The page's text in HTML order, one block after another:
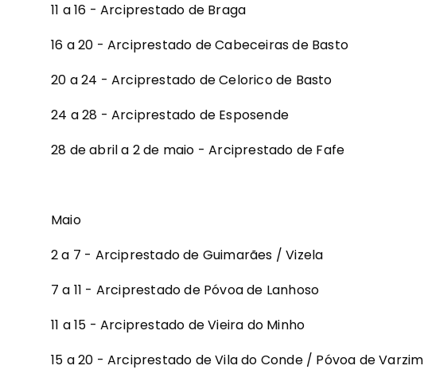
11 a 16 - Arciprestado de Braga
16 a 20 - Arciprestado de Cabeceiras de Basto
20 a 24 - Arciprestado de Celorico de Basto
24 a 28 - Arciprestado de Esposende
28 de abril a 2 de maio - Arciprestado de Fafe
Maio
2 a 7 - Arciprestado de Guimarães / Vizela
7 a 11 - Arciprestado de Póvoa de Lanhoso
11 a 15 - Arciprestado de Vieira do Minho
15 a 20 - Arciprestado de Vila do Conde / Póvoa de Varzim